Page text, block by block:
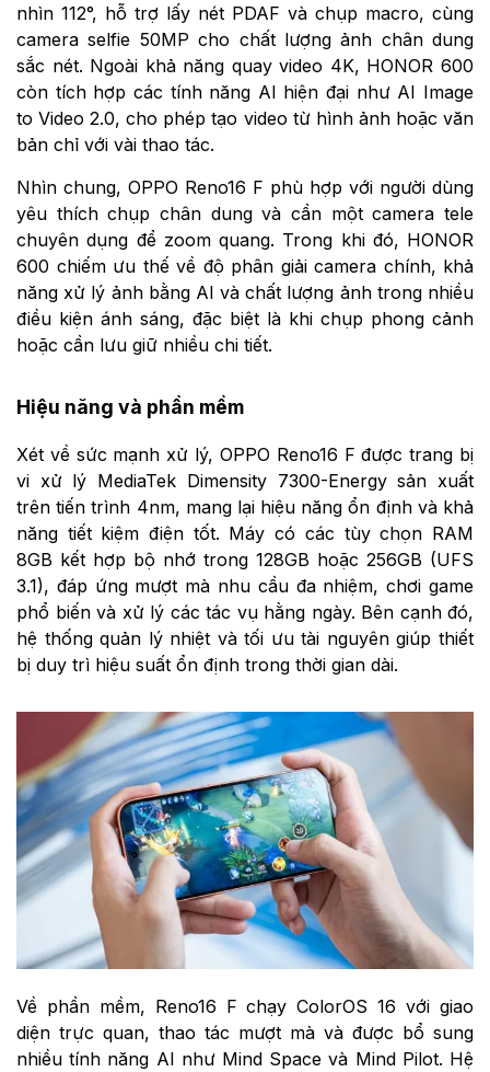
nhìn 112°, hỗ trợ lấy nét PDAF và chụp macro, cùng
camera selfie 50MP cho chất lượng ảnh chân dung
sắc nét. Ngoài khả năng quay video 4K, HONOR 600
còn tích hợp các tính năng AI hiện đại như AI Image
to Video 2.0, cho phép tạo video từ hình ảnh hoặc văn
bản chỉ với vài thao tác.
Nhìn chung, OPPO Reno16 F phù hợp với người dùng
yêu thích chụp chân dung và cần một camera tele
chuyên dụng để zoom quang. Trong khi đó, HONOR
600 chiếm ưu thế về độ phân giải camera chính, khả
năng xử lý ảnh bằng AI và chất lượng ảnh trong nhiều
điều kiện ánh sáng, đặc biệt là khi chụp phong cảnh
hoặc cần lưu giữ nhiều chi tiết.
Hiệu năng và phần mềm
Xét về sức mạnh xử lý, OPPO Reno16 F được trang bị
vi xử lý MediaTek Dimensity 7300-Energy sản xuất
trên tiến trình 4nm, mang lại hiệu năng ổn định và khả
năng tiết kiệm điện tốt. Máy có các tùy chọn RAM
8GB kết hợp bộ nhớ trong 128GB hoặc 256GB (UFS
3.1), đáp ứng mượt mà nhu cầu đa nhiệm, chơi game
phổ biến và xử lý các tác vụ hằng ngày. Bên cạnh đó,
hệ thống quản lý nhiệt và tối ưu tài nguyên giúp thiết
bị duy trì hiệu suất ổn định trong thời gian dài.
Về phần mềm, Reno16 F chạy ColorOS 16 với giao
diện trực quan, thao tác mượt mà và được bổ sung
nhiều tính năng AI như Mind Space và Mind Pilot. Hệ